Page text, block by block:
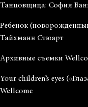
Танцовщица: София
Ребенок
Тайхманн Стюарт
Архивные съемки
Your children’s eyes
Wellcome